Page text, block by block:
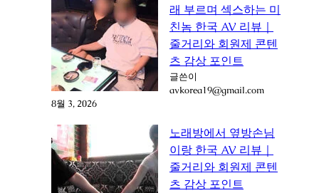
래 부르며 섹스하는 미
친놈 한국 AV 리뷰｜
줄거리와 회원제 콘텐
츠 감상 포인트
글쓴이
avkorea19@gmail.com
8월 3, 2026
노래방에서 옆방손님
이랑 한국 AV 리뷰｜
줄거리와 회원제 콘텐
츠 감상 포인트